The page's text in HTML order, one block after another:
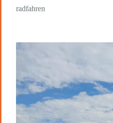
radfahren